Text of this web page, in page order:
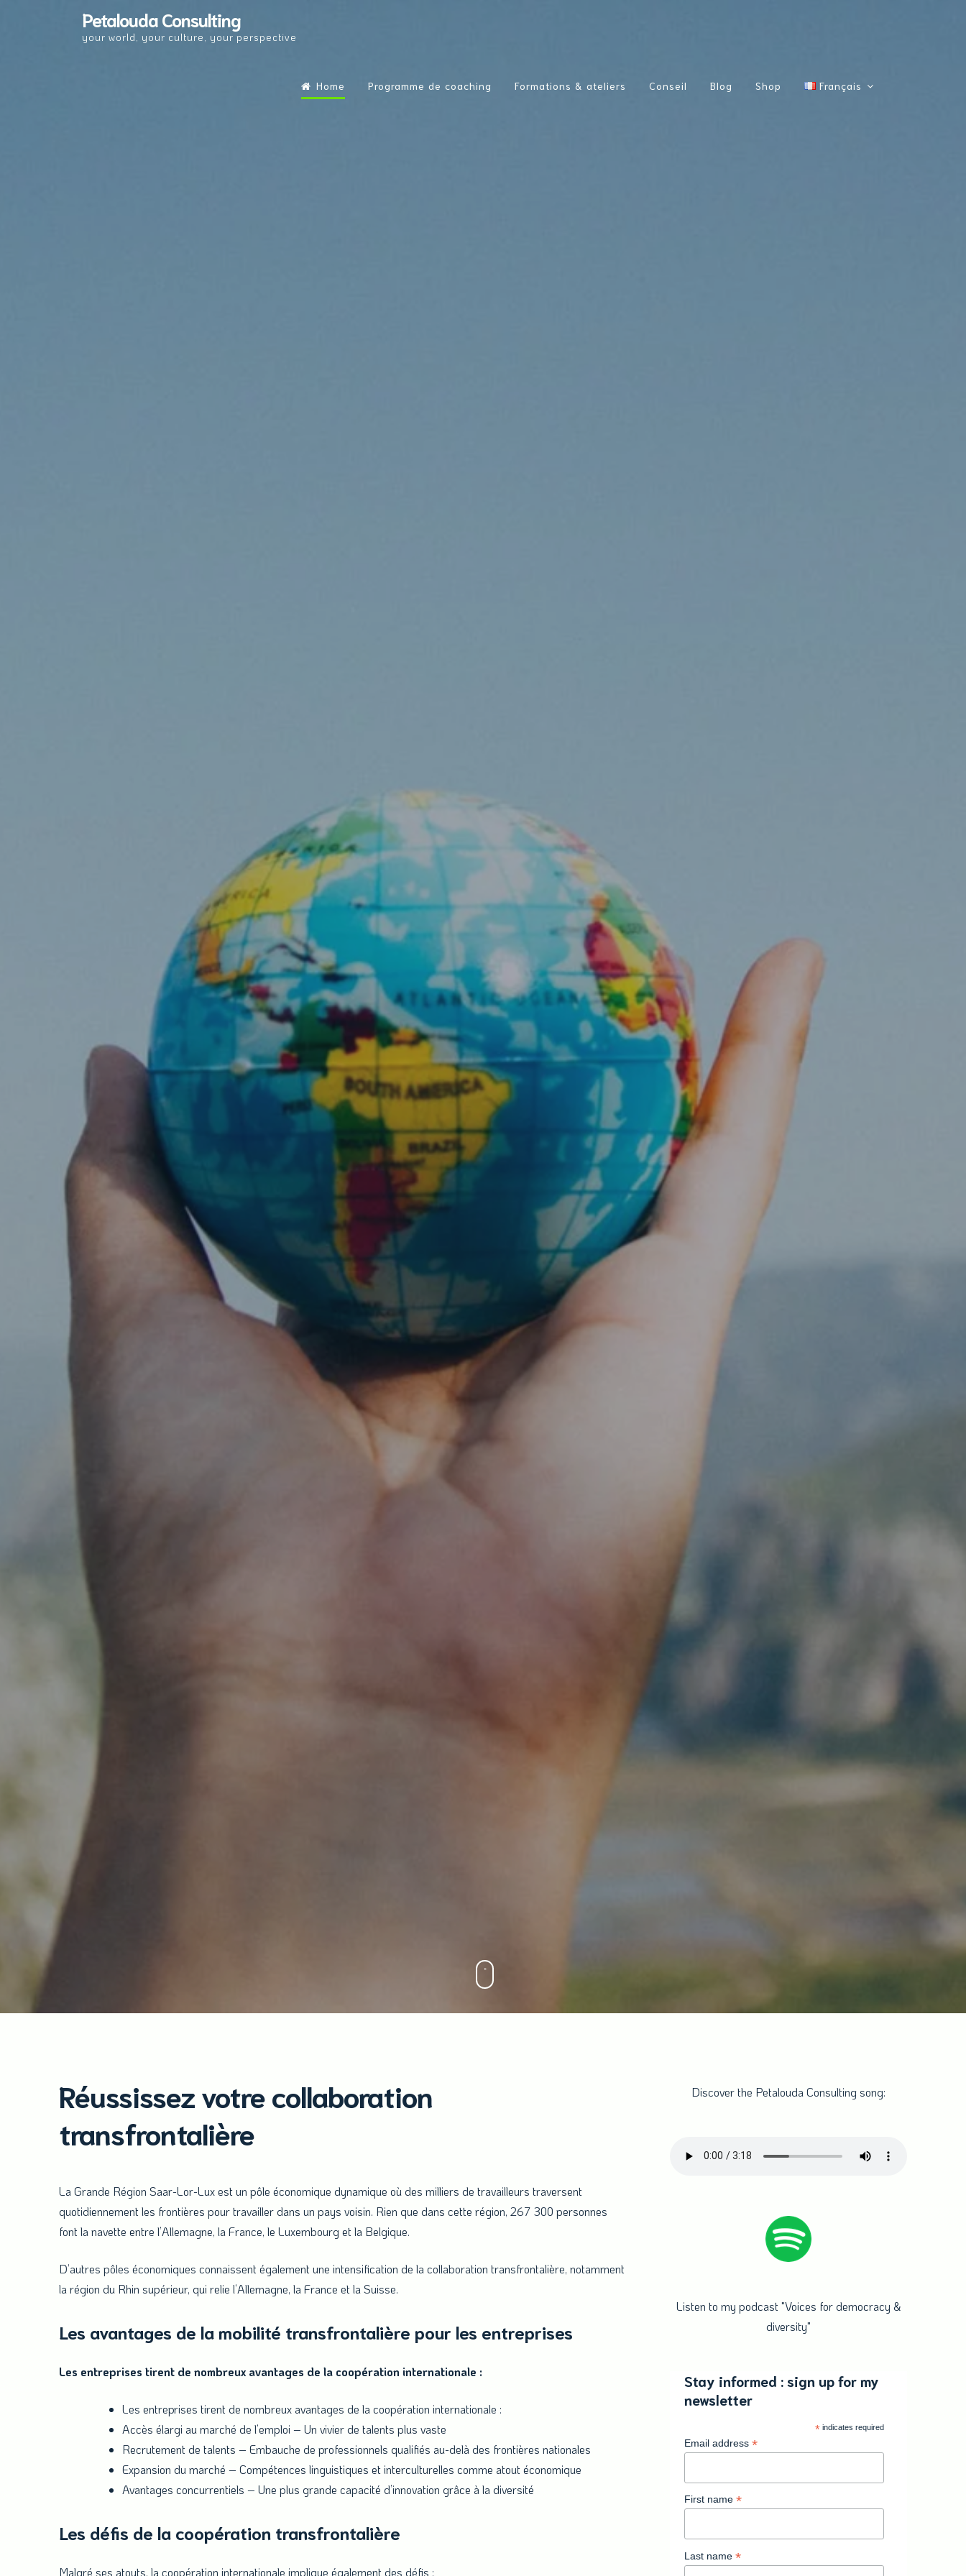
Petalouda Consulting
your world, your culture, your perspective
Home Programme de coaching Formations & ateliers Conseil Blog Shop Français
Réussissez votre collaboration
transfrontalière
La Grande Région Saar-Lor-Lux est un pôle économique dynamique où des milliers de travailleurs traversent
quotidiennement les frontières pour travailler dans un pays voisin. Rien que dans cette région, 267 300 personnes
font la navette entre l’Allemagne, la France, le Luxembourg et la Belgique.
D’autres pôles économiques connaissent également une intensification de la collaboration transfrontalière, notamment
la région du Rhin supérieur, qui relie l’Allemagne, la France et la Suisse.
Les avantages de la mobilité transfrontalière pour les entreprises
Les entreprises tirent de nombreux avantages de la coopération internationale :
Les entreprises tirent de nombreux avantages de la coopération internationale :
Accès élargi au marché de l’emploi – Un vivier de talents plus vaste
Recrutement de talents – Embauche de professionnels qualifiés au-delà des frontières nationales
Expansion du marché – Compétences linguistiques et interculturelles comme atout économique
Avantages concurrentiels – Une plus grande capacité d’innovation grâce à la diversité
Les défis de la coopération transfrontalière
Malgré ses atouts, la coopération internationale implique également des défis :
Discover the Petalouda Consulting song:
Listen to my podcast "Voices for democracy &
diversity"
Stay informed : sign up for my
newsletter
* indicates required
Email address *
First name *
Last name *